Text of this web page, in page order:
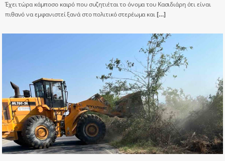
Έχει τώρα κάμποσο καιρό που συζητιέται το όνομα του Κασιδιάρη ότι είναι
πιθανό να εμφανιστεί ξανά στο πολιτικό στερέωμα και[…]